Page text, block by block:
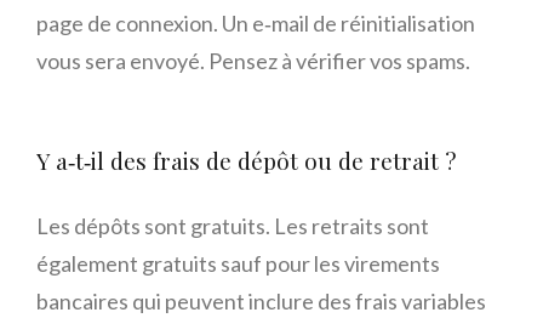
page de connexion. Un e‑mail de réinitialisation
vous sera envoyé. Pensez à vérifier vos spams.
Y a‑t‑il des frais de dépôt ou de retrait ?
Les dépôts sont gratuits. Les retraits sont
également gratuits sauf pour les virements
bancaires qui peuvent inclure des frais variables